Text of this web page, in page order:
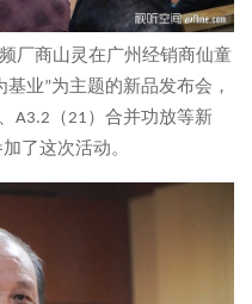
厂商山灵在广州经销商仙童
业”为主题的新品发布会，
A3.2（21）合并功放等新
了这次活动。